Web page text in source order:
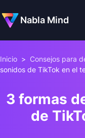
Nabla Mind
Inicio > Consejos para
sonidos de TikTok en el
3 formas
de